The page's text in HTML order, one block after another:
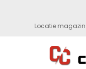
Locatie magazin